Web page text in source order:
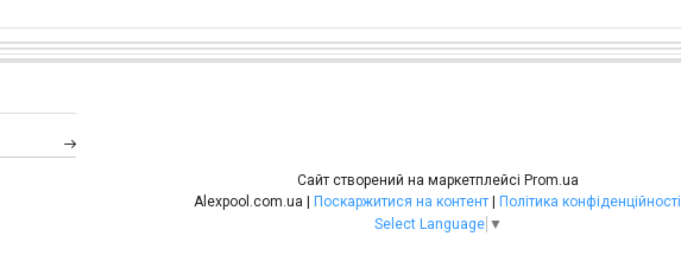
Сайт створений на маркетплейсі Prom.ua
Поскаржитися на контент
Політика конфіденційності
Select Language ▼